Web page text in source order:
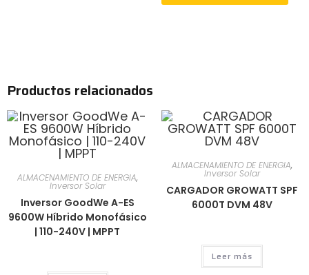
Productos relacionados
ALMACENAMIENTO DE ENERGIA,
Inversor Solar
Inversor GoodWe A-ES
9600W Híbrido Monofásico
| 110-240V | MPPT
ALMACENAMIENTO DE ENERGIA,
Inversor Solar
CARGADOR GROWATT SPF
6000T DVM 48V
Leer más